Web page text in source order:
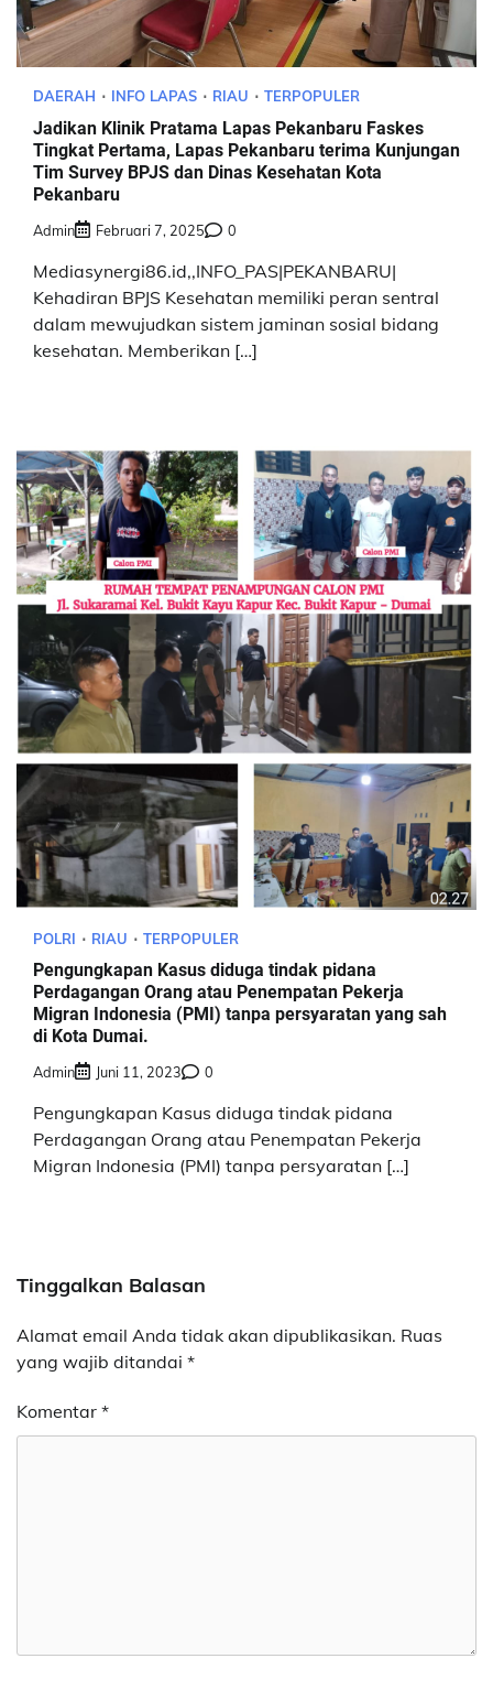
DAERAH INFO LAPAS RIAU TERPOPULER
Jadikan Klinik Pratama Lapas Pekanbaru Faskes
Tingkat Pertama, Lapas Pekanbaru terima Kunjungan
Tim Survey BPJS dan Dinas Kesehatan Kota
Pekanbaru
Admin Februari 7, 2025 0
Mediasynergi86.id,,INFO_PAS|PEKANBARU|
Kehadiran BPJS Kesehatan memiliki peran sentral
dalam mewujudkan sistem jaminan sosial bidang
kesehatan. Memberikan […]
POLRI RIAU TERPOPULER
Pengungkapan Kasus diduga tindak pidana
Perdagangan Orang atau Penempatan Pekerja
Migran Indonesia (PMI) tanpa persyaratan yang sah
di Kota Dumai.
Admin Juni 11, 2023 0
Pengungkapan Kasus diduga tindak pidana
Perdagangan Orang atau Penempatan Pekerja
Migran Indonesia (PMI) tanpa persyaratan […]
Tinggalkan Balasan
Alamat email Anda tidak akan dipublikasikan. Ruas
yang wajib ditandai *
Komentar *